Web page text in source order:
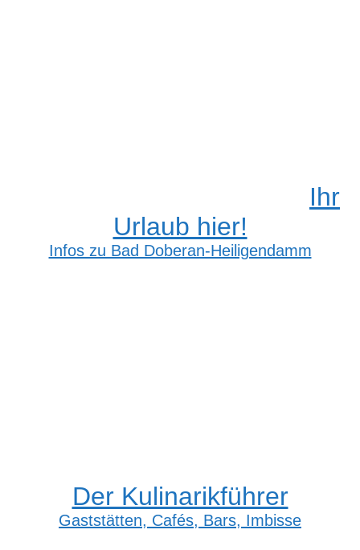
Ihr
Urlaub hier!
Infos zu Bad Doberan-Heiligendamm
Der Kulinarikführer
Gaststätten, Cafés, Bars, Imbisse